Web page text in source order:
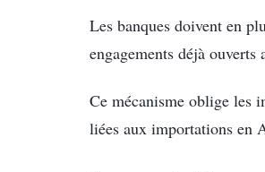
Les banques doivent en
engagements déjà ouverts
Ce mécanisme oblige les
liées aux importations en